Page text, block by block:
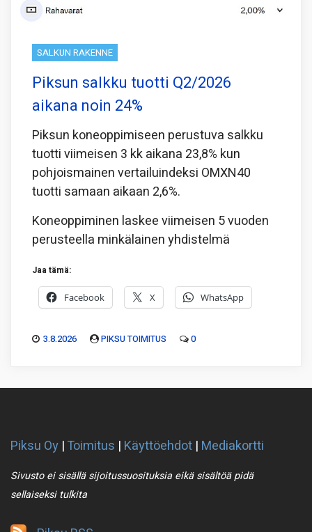
SALKUN RAKENNE
Piksun salkku tuotti Q2/2026
aikana noin 24%
Piksun koneoppimiseen perustuva salkku
tuotti viimeisen 3 kk aikana 23,8% kun
pohjoismainen vertailuindeksi OMXN40
tuotti samaan aikaan 2,6%.
Koneoppiminen laskee viimeisen 5 vuoden
perusteella minkälainen yhdistelmä
Jaa tämä:
Facebook X WhatsApp
3.8.2026 PIKSU TOIMITUS 0
Piksu Oy |Toimitus | Käyttöehdot | Mediakortti
Sivusto ei sisällä sijoitussuosituksia eikä sisältöä pidä
sellaiseksi tulkita